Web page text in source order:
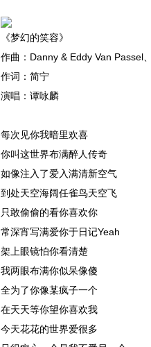
《梦幻的笑容》
作曲：Danny & Eddy Van Passel
作词：简宁
演唱：谭咏麟
每次见你我暗里欢喜
你叫这世界布满醉人传奇
如像注入了爱入满清新空气
到处天空海阔任雀鸟天空飞
只敢偷偷的看你喜欢你
常深宵写满爱你于日记Yeah
架上眼镜怕你看清楚
我两眼布满你似呆像傻
全为了你像某疯子一个
在天天等你望你喜欢我
今天花花的世界爱很多